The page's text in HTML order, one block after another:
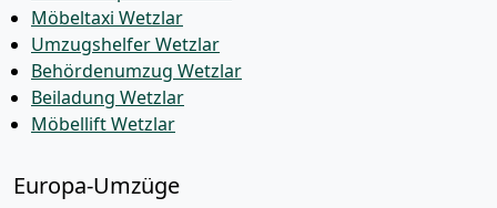
Möbeltaxi Wetzlar
Umzugshelfer Wetzlar
Behördenumzug Wetzlar
Beiladung Wetzlar
Möbellift Wetzlar
Europa-Umzüge